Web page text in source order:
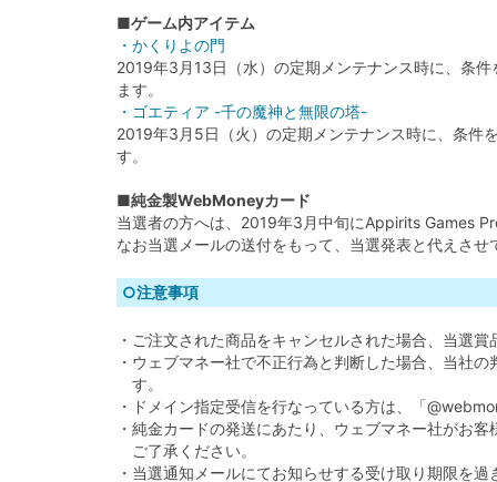
■ゲーム内アイテム
・かくりよの門
2019年3月13日（水）の定期メンテナンス時に、条
ます。
・ゴエティア -千の魔神と無限の塔-
2019年3月5日（火）の定期メンテナンス時に、条件
す。
■純金製WebMoneyカード
当選者の方へは、2019年3月中旬にAppirits Games
なお当選メールの送付をもって、当選発表と代えさせ
○注意事項
・ご注文された商品をキャンセルされた場合、当選
・ウェブマネー社で不正行為と判断した場合、当社
す。
・ドメイン指定受信を行なっている方は、「
・純金カードの発送にあたり、ウェブマネー社がお
ご了承ください。
・当選通知メールにてお知らせする受け取り期限を